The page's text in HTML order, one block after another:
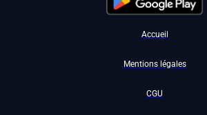
Accueil
Mentions légales
CGU